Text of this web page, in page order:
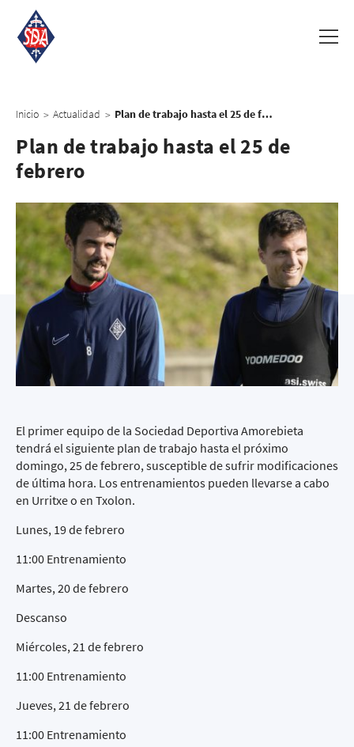
Inicio > Actualidad > Plan de trabajo hasta el 25 de febrero
Plan de trabajo hasta el 25 de
febrero
El primer equipo de la Sociedad Deportiva Amorebieta
tendrá el siguiente plan de trabajo hasta el próximo
domingo, 25 de febrero, susceptible de sufrir modificaciones
de última hora. Los entrenamientos pueden llevarse a cabo
en Urritxe o en Txolon.
Lunes, 19 de febrero
11:00 Entrenamiento
Martes, 20 de febrero
Descanso
Miércoles, 21 de febrero
11:00 Entrenamiento
Jueves, 21 de febrero
11:00 Entrenamiento